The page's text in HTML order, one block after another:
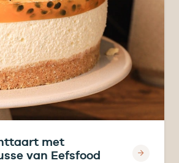
met
van Eefsfood